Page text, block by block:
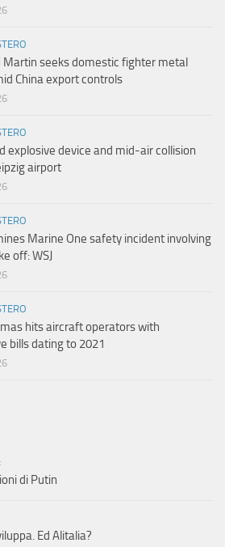
Martin seeks domestic fighter metal
China export controls
explosive device and mid-air collision
airport
Marine One safety incident involving
off: WSJ
hits aircraft operators with
bills dating to 2021
di Putin
Ed Alitalia?